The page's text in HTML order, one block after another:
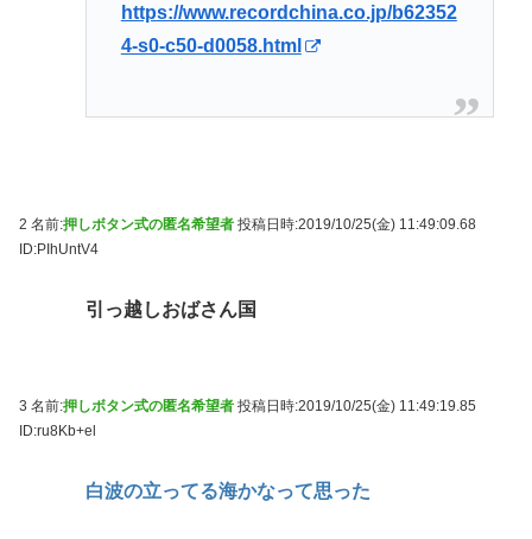
https://www.recordchina.co.jp/b62352
4-s0-c50-d0058.html
2 名前:押しボタン式の匿名希望者 投稿日時:2019/10/25(金) 11:49:09.68
ID:PIhUntV4
引っ越しおばさん国
3 名前:押しボタン式の匿名希望者 投稿日時:2019/10/25(金) 11:49:19.85
ID:ru8Kb+el
白波の立ってる海かなって思った